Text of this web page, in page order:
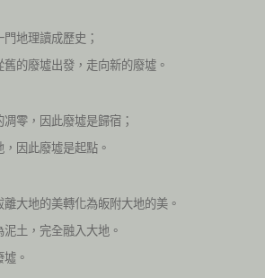
地理讀成歷史；
的廢墟出發，走向新的廢墟。
零，因此廢墟是歸宿；
因此廢墟是起點。
大地的美轉化為皈附大地的美。
土，完全融入大地。
。